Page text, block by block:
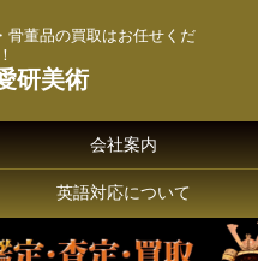
骨董品の買取はお任せくだ
研美術
会社案内
英語対応について